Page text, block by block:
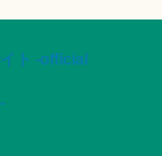
ト -official